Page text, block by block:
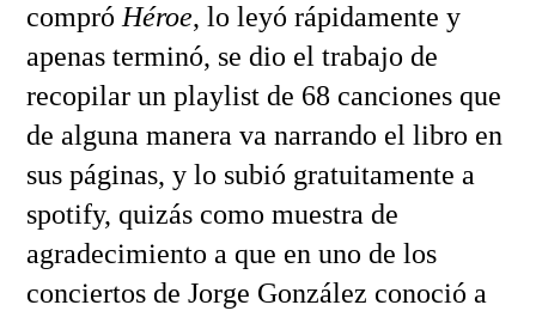
compró Héroe, lo leyó rápidamente y
apenas terminó, se dio el trabajo de
recopilar un playlist de 68 canciones que
de alguna manera va narrando el libro en
sus páginas, y lo subió gratuitamente a
spotify, quizás como muestra de
agradecimiento a que en uno de los
conciertos de Jorge González conoció a